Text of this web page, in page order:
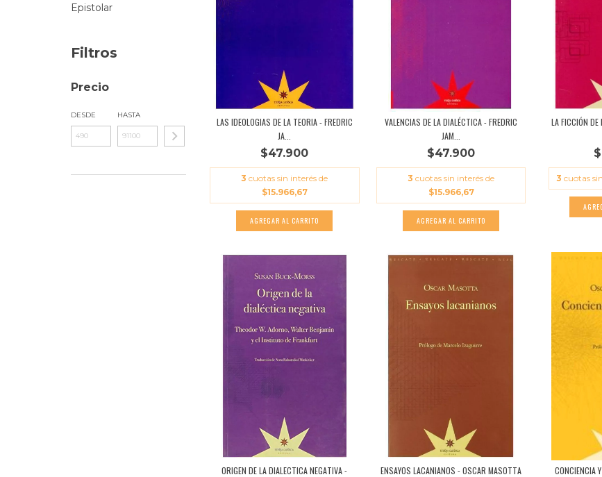
Epistolar
Filtros
Precio
DESDE HASTA
LAS IDEOLOGIAS DE LA TEORIA - FREDRIC
JA...
$47.900
3 cuotas sin interés de
$15.966,67
VALENCIAS DE LA DIALÉCTICA - FREDRIC
JAM...
$47.900
3 cuotas sin interés de
$15.966,67
LA FICCIÓN DE
3 cuotas
ORIGEN DE LA DIALECTICA NEGATIVA -
ENSAYOS LACANIANOS - OSCAR MASOTTA
CONCIENCIA